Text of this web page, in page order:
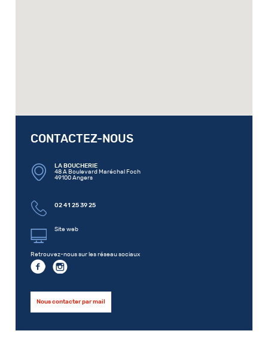
CONTACTEZ-NOUS
LA BOUCHERIE
48 A Boulevard Maréchal Foch
49100 Angers
02 41 25 39 25
Site web
Retrouvez-nous sur les réseau sociaux
Nous contacter par mail